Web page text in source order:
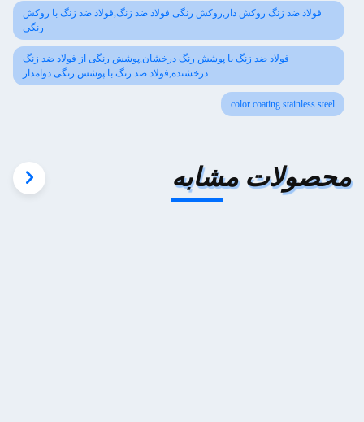
فولاد ضد زنگ روکش دار,روکش رنگی فولاد ضد زنگ,فولاد ضد زنگ با روکش
رنگی
فولاد ضد زنگ با پوشش رنگ درخشان,پوشش رنگی از فولاد ضد زنگ
درخشنده,فولاد ضد زنگ با پوشش رنگی دوامدار
color coating stainless steel
محصولات مشابه